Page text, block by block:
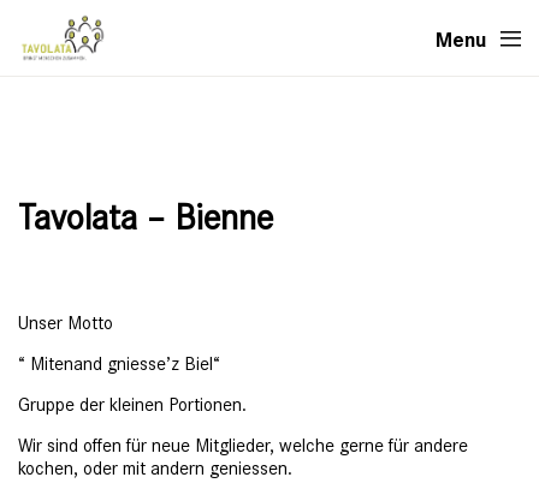
Menu
Tavolata – Bienne
Unser Motto
“ Mitenand gniesse’z Biel“
Gruppe der kleinen Portionen.
Wir sind offen für neue Mitglieder, welche gerne für andere
kochen, oder mit andern geniessen.